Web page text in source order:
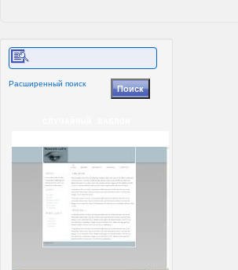
Расширенный поиск